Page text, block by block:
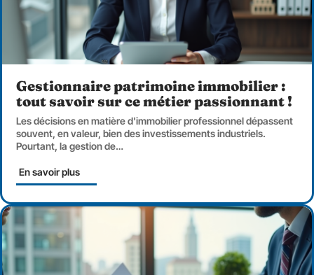
Gestionnaire patrimoine immobilier :
tout savoir sur ce métier passionnant !
Les décisions en matière d'immobilier professionnel dépassent
souvent, en valeur, bien des investissements industriels.
Pourtant, la gestion de…
En savoir plus